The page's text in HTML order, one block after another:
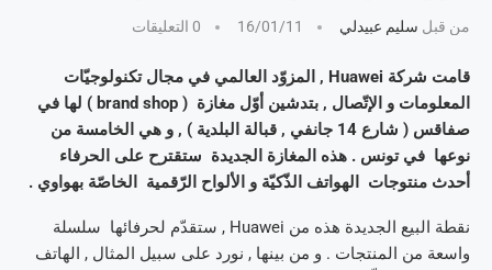
من قبل سليم عبيدلي 16/01/11 0 التعليقات
قامت شركة Huawei , المزوّد العالمي في مجال تكنولوجيّات
المعلومات و الإتّصال , بتدشين أوّل مغازة ( brand shop ) لها في
صفاقس ( شارع 14 جانفي , قبالة البلدية ) , و هي الخامسة من
نوعها في تونس . هذه المغازة الجديدة ستقترح على الحرفاء
أحدث منتوجات الهواتف الذّكيّة و الألواح الرّقمية الخاصّة بهواوي .
نقطة البيع الجديدة هذه من Huawei , ستقدّم لحرفائها سلسلة
واسعة من المنتجات . و من بينها , نورد على سبيل المثال , الهاتف